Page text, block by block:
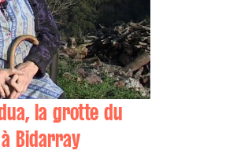
la grotte du
Bidarray